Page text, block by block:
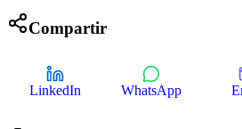
Compartir
LinkedIn WhatsApp